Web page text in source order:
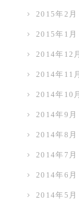
2015年2月
2015年1月
2014年12月
2014年11月
2014年10月
2014年9月
2014年8月
2014年7月
2014年6月
2014年5月